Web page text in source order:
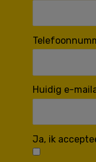
Huidig e-
Ja, ik